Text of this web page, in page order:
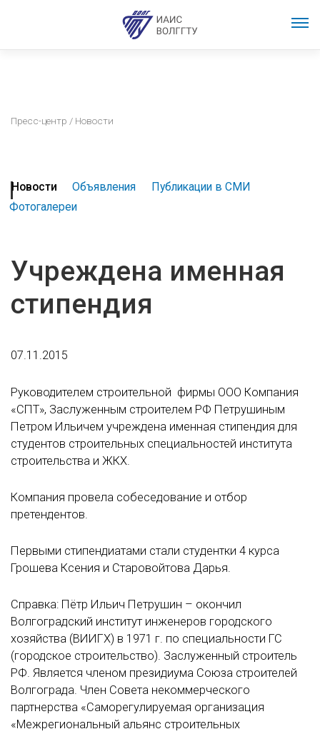
Пресс-центр / Новости
Новости Объявления
Публикации в СМИ
Фотогалереи
Учреждена именная
стипендия
07.11.2015
Руководителем строительной фирмы ООО Компания
«СПТ», Заслуженным строителем РФ Петрушиным
Петром Ильичем учреждена именная стипендия для
студентов строительных специальностей института
строительства и ЖКХ.
Компания провела собеседование и отбор
претендентов.
Первыми стипендиатами стали студентки 4 курса
Грошева Ксения и Старовойтова Дарья.
Справка: Пётр Ильич Петрушин – окончил
Волгоградский институт инженеров городского
хозяйства (ВИИГХ) в 1971 г. по специальности ГС
(городское строительство). Заслуженный строитель
РФ. Является членом президиума Союза строителей
Волгограда. Член Совета некоммерческого
партнерства «Саморегулируемая организация
«Межрегиональный альянс строительных